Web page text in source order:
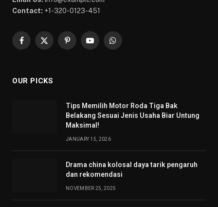
Contact: +1-320-0123-451
Facebook
X
PinterestYouTubeWhatsApp
OUR PICKS
Tips Memilih Motor Roda Tiga Bak
Belakang Sesuai Jenis Usaha Biar Untung
Maksimal!
JANUARY 15, 2026
Drama china kolosal daya tarik pengaruh
dan rekomendasi
NOVEMBER 25, 2025